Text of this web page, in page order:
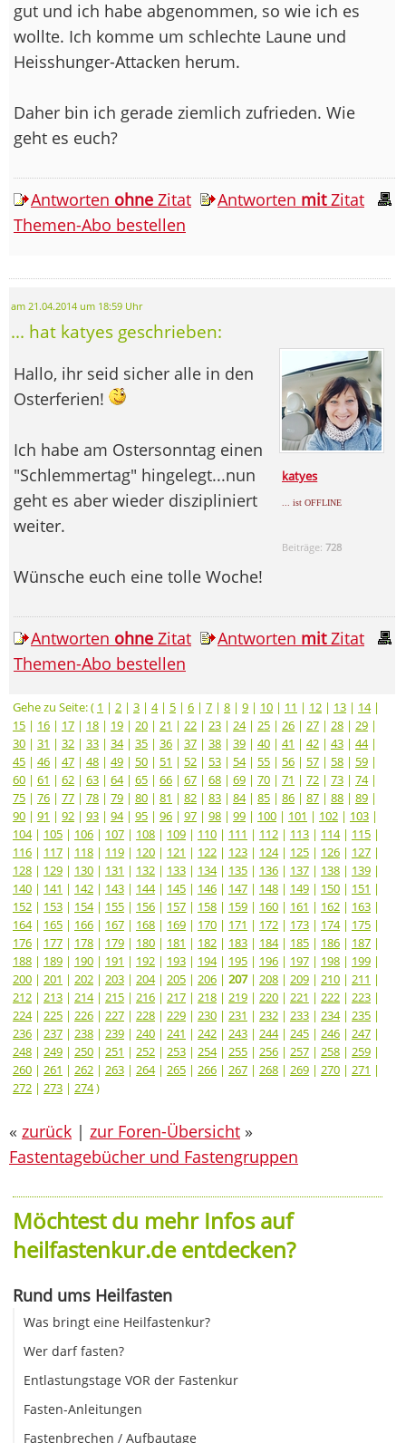
gut und ich habe abgenommen, so wie ich es
wollte. Ich komme um schlechte Laune und
Heisshunger-Attacken herum.
Daher bin ich gerade ziemlich zufrieden. Wie
geht es euch?
Antworten ohne Zitat Antworten mitZitat
Themen-Abo bestellen
am 21.04.2014 um 18:59 Uhr
... hat katyes geschrieben:
katyes
... ist OFFLINE
Beiträge:728
Hallo, ihr seid sicher alle in den
Osterferien!
Ich habe am Ostersonntag einen
"Schlemmertag" hingelegt...nun
geht es aber wieder diszipliniert
weiter.
Wünsche euch eine tolle Woche!
Antworten ohne Zitat Antworten mitZitat
Themen-Abo bestellen
Gehe zu Seite: ( 1 | 2 | 3 | 4| 5 | 6 | 7 | 8 | 9 | 10 | 11 | 12 | 13 | 14|
15 | 16 | 17 | 18 | 19 | 20 | 21 | 22 | 23 | 24| 25 | 26 | 27 | 28 | 29 |
30 | 31 | 32 | 33 | 34| 35 | 36 | 37 | 38 | 39 | 40 | 41 | 42 | 43 | 44|
45 | 46 | 47 | 48 | 49 | 50 | 51 | 52 | 53 | 54| 55 | 56 | 57 | 58 | 59 |
60 | 61 | 62 | 63 | 64| 65 | 66 | 67 | 68 | 69 | 70 | 71 | 72 | 73 | 74|
75 | 76 | 77 | 78 | 79 | 80 | 81 | 82 | 83 | 84| 85 | 86 | 87 | 88 | 89 |
90 | 91 | 92 | 93 | 94| 95 | 96 | 97 | 98 | 99 | 100 | 101 | 102 | 103 |
104| 105 | 106 | 107 | 108 | 109 | 110 | 111 | 112 | 113 | 114| 115 |
116 | 117 | 118 | 119 | 120 | 121 | 122 | 123 | 124| 125 | 126 | 127 |
128 | 129 | 130 | 131 | 132 | 133 | 134| 135 | 136 | 137 | 138 | 139 |
140 | 141 | 142 | 143 | 144| 145 | 146 | 147 | 148 | 149 | 150 | 151 |
152 | 153 | 154| 155 | 156 | 157 | 158 | 159 | 160 | 161 | 162 | 163 |
164| 165 | 166 | 167 | 168 | 169 | 170 | 171 | 172 | 173 | 174| 175 |
176 | 177 | 178 | 179 | 180 | 181 | 182 | 183 | 184| 185 | 186 | 187 |
188 | 189 | 190 | 191 | 192 | 193 | 194| 195 | 196 | 197 | 198 | 199 |
200 | 201 | 202 | 203 | 204| 205 | 206 | 207| 208 | 209 | 210 | 211 |
212 | 213 | 214| 215 | 216 | 217 | 218 | 219 | 220 | 221 | 222 | 223 |
224| 225 | 226 | 227 | 228 | 229 | 230 | 231 | 232 | 233 | 234| 235 |
236 | 237 | 238 | 239 | 240 | 241 | 242 | 243 | 244| 245 | 246 | 247 |
248 | 249 | 250 | 251 | 252 | 253 | 254| 255 | 256 | 257 | 258 | 259 |
260 | 261 | 262 | 263 | 264| 265 | 266 | 267 | 268 | 269 | 270 | 271 |
272 | 273 | 274)
« zurück | zur Foren-Übersicht »
Fastentagebücher und Fastengruppen
Möchtest du mehr Infos auf
heilfastenkur.de entdecken?
Rund ums Heilfasten
Was bringt eine Heilfastenkur?
Wer darf fasten?
Entlastungstage VOR der Fastenkur
Fasten-Anleitungen
Fastenbrechen / Aufbautage